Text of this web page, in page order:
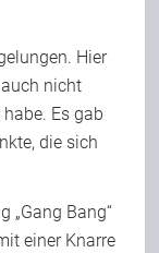
Hier
nicht
Es gab
die sich
„Gang Bang“
einer Knarre